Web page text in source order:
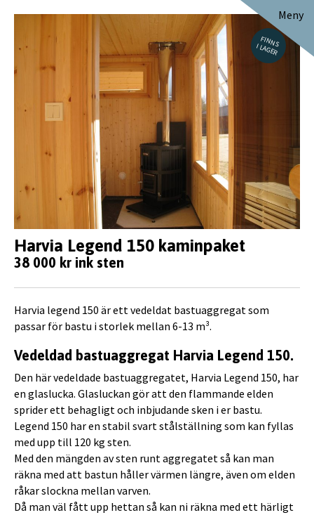
Meny
FINNS
I LAGER
Harvia Legend 150 kaminpaket
38 000 kr ink sten
Harvia legend 150 är ett vedeldat bastuaggregat som
passar för bastu i storlek mellan 6-13 m³.
Vedeldad bastuaggregat Harvia Legend 150.
Den här vedeldade bastuaggregatet, Harvia Legend 150, har
en glaslucka. Glasluckan gör att den flammande elden
sprider ett behagligt och inbjudande sken i er bastu.
Legend 150 har en stabil svart stålställning som kan fyllas
med upp till 120 kg sten.
Med den mängden av sten runt aggregatet så kan man
räkna med att bastun håller värmen längre, även om elden
råkar slockna mellan varven.
Då man väl fått upp hettan så kan ni räkna med ett härligt